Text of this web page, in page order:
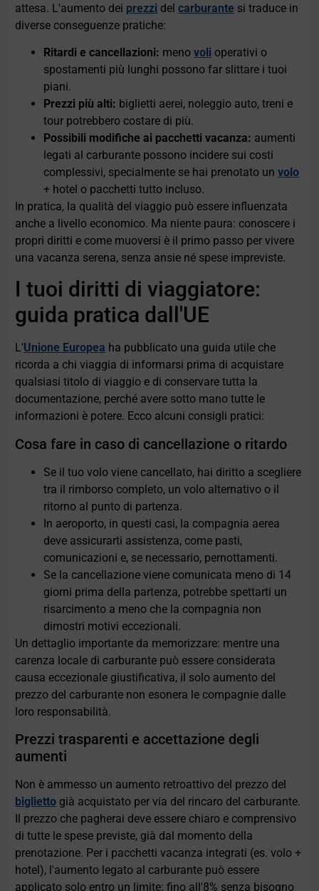
attesa. L'aumento dei prezzi delcarburante si traduce in
diverse conseguenze pratiche:
Ritardi e cancellazioni: menovoli operativi o
spostamenti più lunghi possono far slittare i tuoi
piani.
Prezzi più alti: biglietti aerei, noleggio auto, treni e
tour potrebbero costare di più.
Possibili modifiche ai pacchetti vacanza: aumenti
legati al carburante possono incidere sui costi
complessivi, specialmente se hai prenotato unvolo
+ hotel o pacchetti tutto incluso.
In pratica, la qualità del viaggio può essere influenzata
anche a livello economico. Ma niente paura: conoscere i
propri diritti e come muoversi è il primo passo per vivere
una vacanza serena, senza ansie né spese impreviste.
I tuoi diritti di viaggiatore:
guida pratica dall'UE
L'Unione Europea ha pubblicato una guida utile che
ricorda a chi viaggia di informarsi prima di acquistare
qualsiasi titolo di viaggio e di conservare tutta la
documentazione, perché avere sotto mano tutte le
informazioni è potere. Ecco alcuni consigli pratici:
Cosa fare in caso di cancellazione o ritardo
Se il tuo volo viene cancellato, hai diritto a scegliere
tra il rimborso completo, un volo alternativo o il
ritorno al punto di partenza.
In aeroporto, in questi casi, la compagnia aerea
deve assicurarti assistenza, come pasti,
comunicazioni e, se necessario, pernottamenti.
Se la cancellazione viene comunicata meno di 14
giorni prima della partenza, potrebbe spettarti un
risarcimento a meno che la compagnia non
dimostri motivi eccezionali.
Un dettaglio importante da memorizzare: mentre una
carenza locale di carburante può essere considerata
causa eccezionale giustificativa, il solo aumento del
prezzo del carburante non esonera le compagnie dalle
loro responsabilità.
Prezzi trasparenti e accettazione degli
aumenti
Non è ammesso un aumento retroattivo del prezzo del
biglietto già acquistato per via del rincaro del carburante.
Il prezzo che pagherai deve essere chiaro e comprensivo
di tutte le spese previste, già dal momento della
prenotazione. Per i pacchetti vacanza integrati (es. volo +
hotel), l'aumento legato al carburante può essere
applicato solo entro un limite: fino all'8% senza bisogno